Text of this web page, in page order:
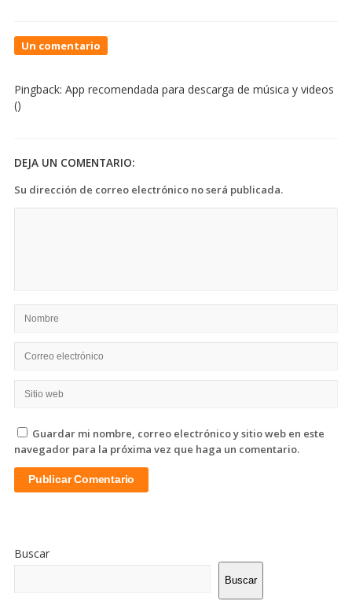
Un comentario
en
Pingback: App recomendada para descarga de música y videos
()
DEJA UN COMENTARIO:
Su dirección de correo electrónico no será publicada.
Guardar mi nombre, correo electrónico y sitio web en este
navegador para la próxima vez que haga un comentario.
La
Lateral
Buscar
Buscar